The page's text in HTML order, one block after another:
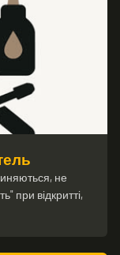
не
при відкритті,